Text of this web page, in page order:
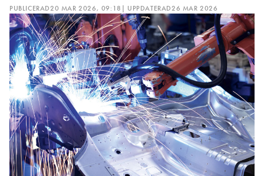
PUBLICERAD20 MAR 2026, 09:18 | UPPDATERAD26 MAR 2026